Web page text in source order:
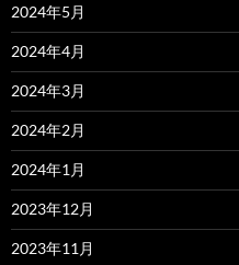
2024年5月
2024年4月
2024年3月
2024年2月
2024年1月
2023年12月
2023年11月